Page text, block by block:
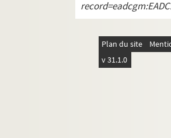
Plan du site
v 31.1.0